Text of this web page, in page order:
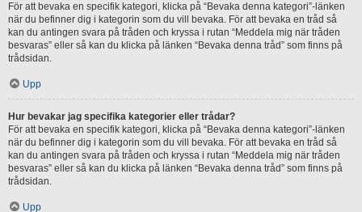
För att bevaka en specifik kategori, klicka på “Bevaka denna kategori”-länken
när du befinner dig i kategorin som du vill bevaka. För att bevaka en tråd så
kan du antingen svara på tråden och kryssa i rutan “Meddela mig när tråden
besvaras” eller så kan du klicka på länken “Bevaka denna tråd” som finns på
trådsidan.
Upp
Hur bevakar jag specifika kategorier eller trådar?
För att bevaka en specifik kategori, klicka på “Bevaka denna kategori”-länken
när du befinner dig i kategorin som du vill bevaka. För att bevaka en tråd så
kan du antingen svara på tråden och kryssa i rutan “Meddela mig när tråden
besvaras” eller så kan du klicka på länken “Bevaka denna tråd” som finns på
trådsidan.
Upp